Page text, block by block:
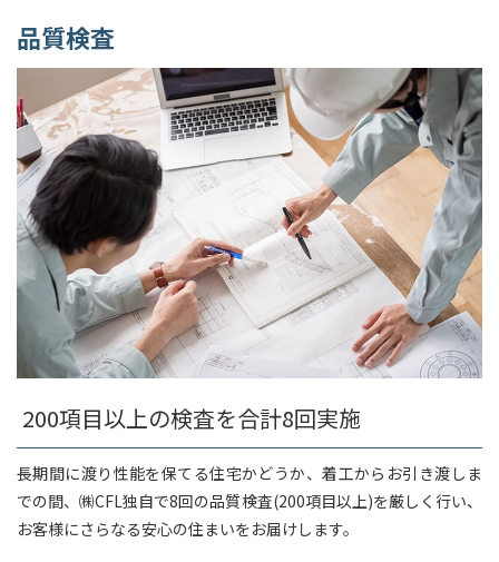
品質検査
200項目以上の検査を合計8回実施
長期間に渡り性能を保てる住宅かどうか、着工からお引き渡しま
での間、㈱CFL独自で8回の品質検査(200項目以上)を厳しく行い、
お客様にさらなる安心の住まいをお届けします。